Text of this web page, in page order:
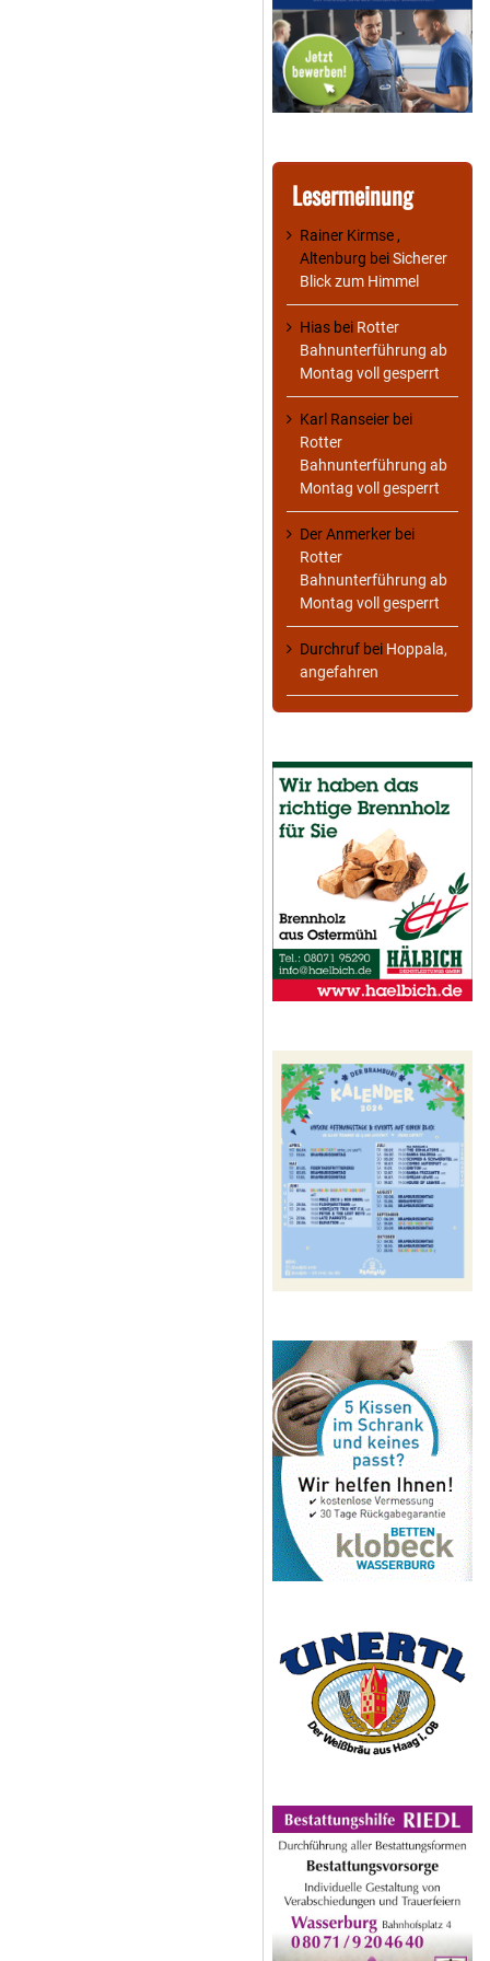
Lesermeinung
Rainer Kirmse ,
Altenburg beiSicherer
Blick zum Himmel
Hias bei Rotter
Bahnunterführung ab
Montag voll gesperrt
Karl Ranseier bei
Rotter
Bahnunterführung ab
Montag voll gesperrt
Der Anmerker bei
Rotter
Bahnunterführung ab
Montag voll gesperrt
Durchruf bei Hoppala,
angefahren